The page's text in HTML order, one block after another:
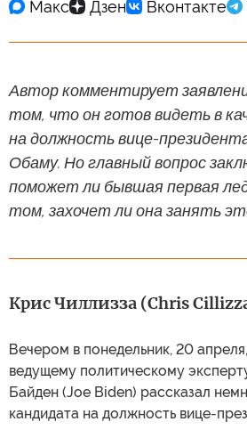
Автор комментирует
том, что он готов видеть в
на должность вице-
Обаму. Но главный вопрос
поможет ли бывшая первая
том, захочет ли она занять
Крис Чиллизза (Chris
Вечером в понедельник, 20
ведущему политическому
Байден (Joe Biden) рассказал
кандидата на должность вице-